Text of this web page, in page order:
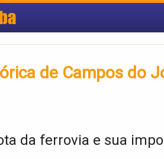
de Campos do
da ferrovia e sua